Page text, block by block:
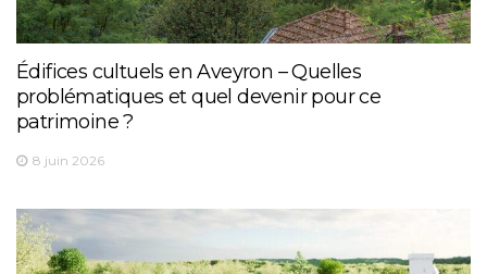
Édifices cultuels en Aveyron – Quelles
problématiques et quel devenir pour ce
patrimoine ?
8 juin 2026